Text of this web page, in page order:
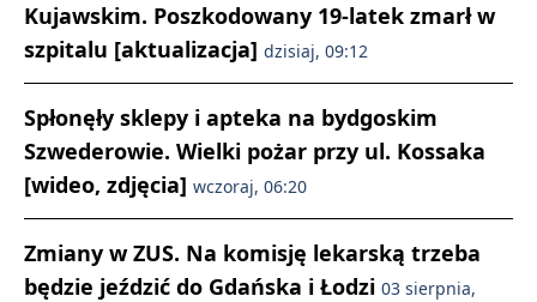
Kujawskim. Poszkodowany 19-latek zmarł w
szpitalu [aktualizacja] dzisiaj, 09:12
Spłonęły sklepy i apteka na bydgoskim
Szwederowie. Wielki pożar przy ul. Kossaka
[wideo, zdjęcia] wczoraj, 06:20
Zmiany w ZUS. Na komisję lekarską trzeba
będzie jeździć do Gdańska i Łodzi 03 sierpnia,